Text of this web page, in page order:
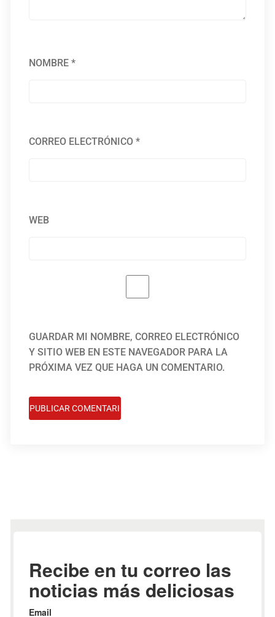
NOMBRE*
CORREO ELECTRÓNICO*
WEB
GUARDAR MI NOMBRE, CORREO ELECTRÓNICO
Y SITIO WEB EN ESTE NAVEGADOR PARA LA
PRÓXIMA VEZ QUE HAGA UN COMENTARIO.